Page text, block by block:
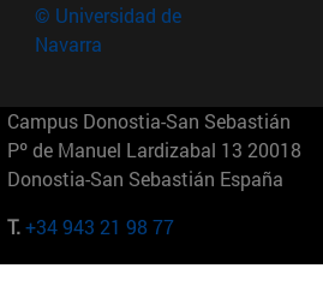
© Universidad de
Navarra
Campus Donostia-San Sebastián
Pº de Manuel Lardizabal 13 20018
Donostia-San Sebastián España
T.+34 943 21 98 77